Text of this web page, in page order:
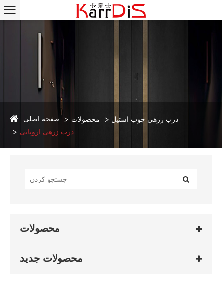
صفحه اصلی محصولات
درب زرهی چوب استیل
درب زرهی اروپایی
محصولات
محصولات جدید